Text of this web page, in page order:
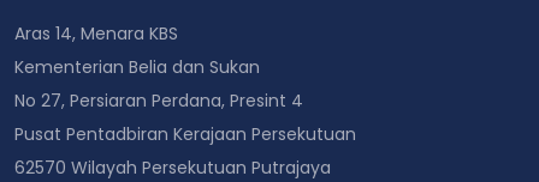
Aras 14, Menara KBS
Kementerian Belia dan Sukan
No 27, Persiaran Perdana, Presint 4
Pusat Pentadbiran Kerajaan Persekutuan
62570 Wilayah Persekutuan Putrajaya